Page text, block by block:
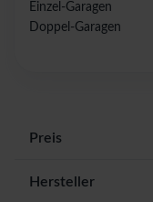
Einzel-Garagen
Doppel-Garagen
Preis
Hersteller